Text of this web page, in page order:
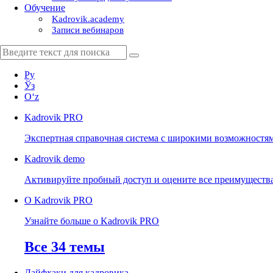
Обучение
Kadrovik.academy
Записи вебинаров
Ру
Ўз
Oʻz
Kadrovik PRO
Экспертная справочная система с широкими
Kadrovik demo
Активируйте пробный доступ и оцените все
О Kadrovik PRO
Узнайте больше о Kadrovik PRO
Все 34 темы